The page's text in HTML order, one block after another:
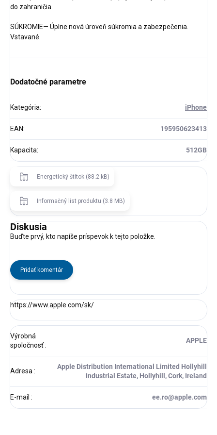
do zahraničia.
SÚKROMIE— Úplne nová úroveň súkromia a zabezpečenia.
Vstavané.
Dodatočné parametre
Kategória: iPhone
EAN: 195950623413
Kapacita: 512GB
Energetický štítok (88.2 kB)
Informačný list produktu (3.8 MB)
Diskusia
Buďte prvý, kto napíše príspevok k tejto položke.
Pridať komentár
https://www.apple.com/sk/
Výrobná
spoločnosť:
APPLE
Adresa:
Apple Distribution International Limited Hollyhill
Industrial Estate, Hollyhill, Cork, Ireland
E-mail : ee.ro@apple.com